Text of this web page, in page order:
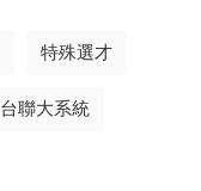
特殊選才
台聯大系統